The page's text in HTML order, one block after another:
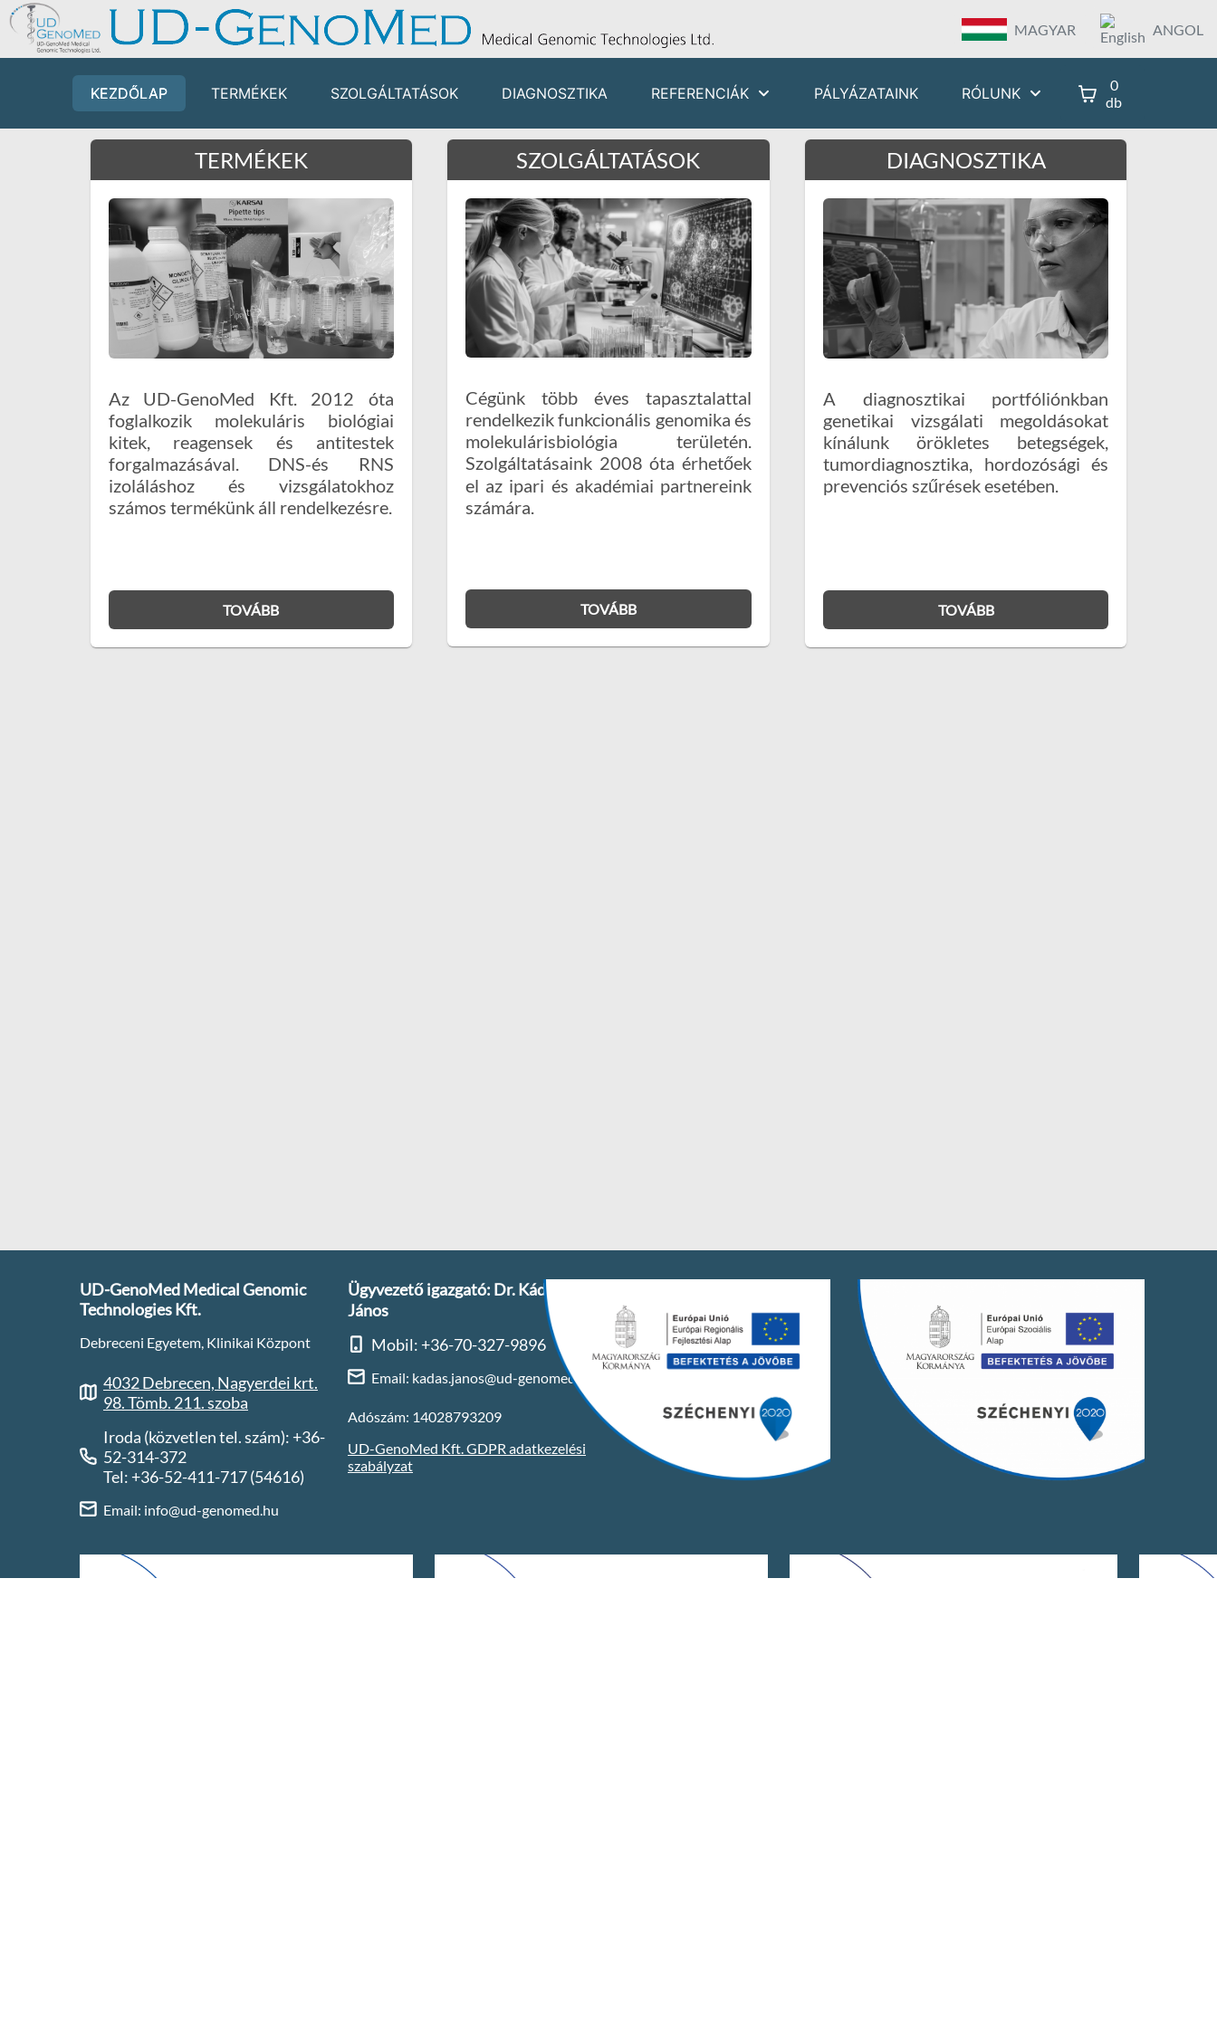
MAGYAR ANGOL
KEZDŐLAP TERMÉKEK SZOLGÁLTATÁSOK DIAGNOSZTIKA REFERENCIÁK PÁLYÁZATAINK RÓLUNK
0
db
TERMÉKEK
Az UD-GenoMed Kft. 2012 óta
foglalkozik molekuláris biológiai
kitek, reagensek és antitestek
forgalmazásával. DNS-és RNS
izoláláshoz és vizsgálatokhoz
számos termékünk áll rendelkezésre.
TOVÁBB
SZOLGÁLTATÁSOK
Cégünk több éves tapasztalattal
rendelkezik funkcionális genomika és
molekulárisbiológia területén.
Szolgáltatásaink 2008 óta érhetőek
el az ipari és akadémiai partnereink
számára.
TOVÁBB
DIAGNOSZTIKA
A diagnosztikai portfóliónkban
genetikai vizsgálati megoldásokat
kínálunk örökletes betegségek,
tumordiagnosztika, hordozósági és
prevenciós szűrések esetében.
TOVÁBB
UD-GenoMed Medical Genomic
Technologies Kft.
Debreceni Egyetem, Klinikai Központ
4032 Debrecen, Nagyerdei krt.
98. Tömb. 211. szoba
Iroda (közvetlen tel. szám): +36-
52-314-372
Tel: +36-52-411-717 (54616)
Email: info@ud-genomed.hu
Ügyvezető igazgató: Dr. Kádas
János
Mobil: +36-70-327-9896
Email: kadas.janos@ud-genomed.hu
Adószám: 14028793209
UD-GenoMed Kft. GDPR adatkezelési
szabályzat